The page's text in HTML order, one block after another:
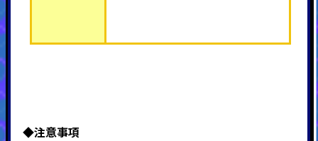
◆注意事項